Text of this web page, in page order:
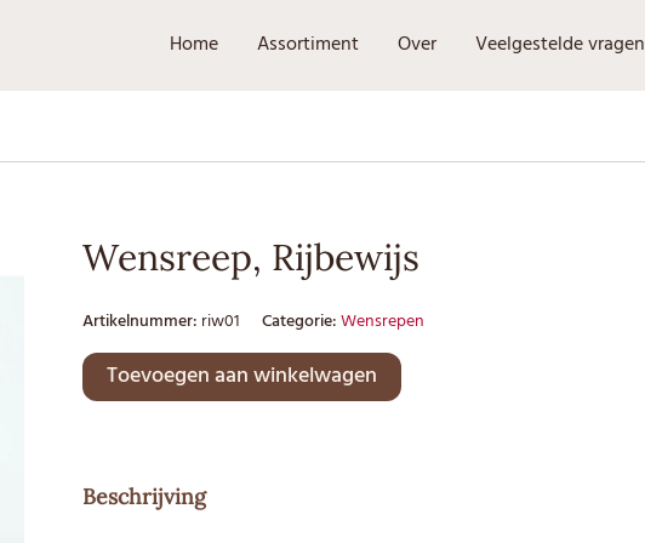
Home Assortiment Over Veelgestelde vragen
Wensreep, Rijbewijs
Artikelnummer: riw01 Categorie:Wensrepen
Toevoegen aan winkelwagen
Beschrijving